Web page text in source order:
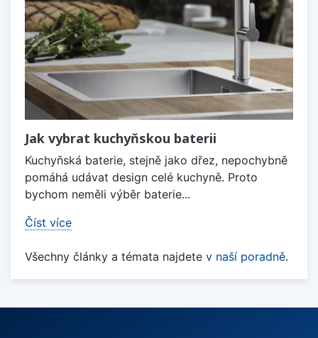
Jak vybrat kuchyňskou baterii
Kuchyňská baterie, stejně jako dřez, nepochybně
pomáhá udávat design celé kuchyně. Proto
bychom neměli výběr baterie...
Číst více
Všechny články a témata najdete v naší poradně.